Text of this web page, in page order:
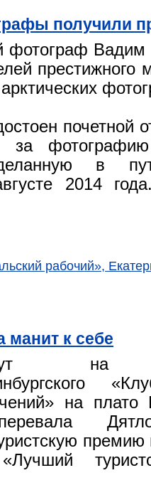
получили
фотограф
престижного
почетной
за фотографию
в
2014
рабочий»,
манит к себе
на
на плато
премию